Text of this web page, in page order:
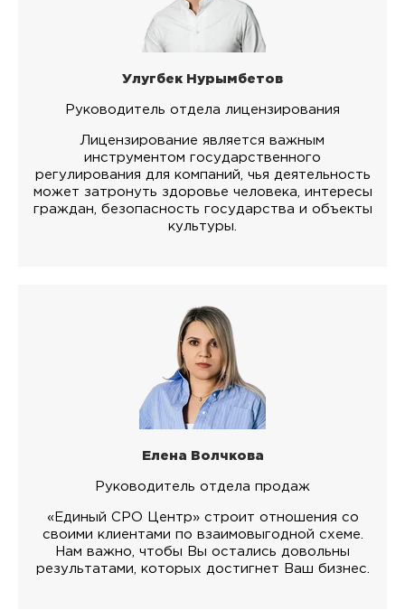
Улугбек Нурымбетов
Руководитель отдела лицензирования
Лицензирование является важным
инструментом государственного
регулирования для компаний, чья деятельность
может затронуть здоровье человека, интересы
граждан, безопасность государства и объекты
культуры.
Елена Волчкова
Руководитель отдела продаж
«Единый СРО Центр» строит отношения со
своими клиентами по взаимовыгодной схеме.
Нам важно, чтобы Вы остались довольны
результатами, которых достигнет Ваш бизнес.